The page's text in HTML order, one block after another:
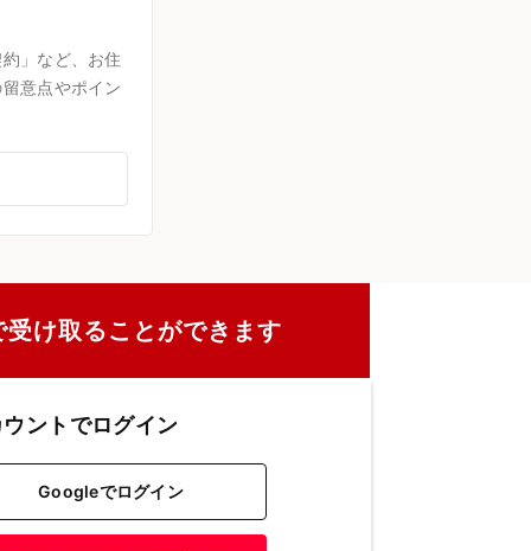
」など、お住
意点やポイン
け取ることができます
ントでログイン
Googleでログイン